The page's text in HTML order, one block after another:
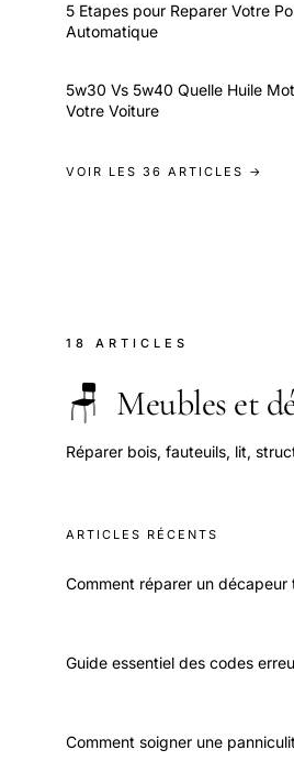
5 Etapes pour Reparer Votre
Automatique
5w30 Vs 5w40 Quelle Huile
Votre Voiture
VOIR LES 36 ARTICLES →
18 ARTICLES
🪑 Meubles et
Réparer bois, fauteuils, lit,
ARTICLES RÉCENTS
Comment réparer un décapeur
Guide essentiel des codes
Comment soigner une